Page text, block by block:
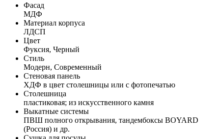
Фасад
МДФ
Материал корпуса
ЛДСП
Цвет
Фуксия, Черный
Стиль
Модерн, Современный
Стеновая панель
ХДФ в цвет столешницы или с фотопечатью
Столешница
пластиковая; из искусственного камня
Выкатные системы
ПВШ полного открывания, тандембоксы BOYARD
(Россия) и др.